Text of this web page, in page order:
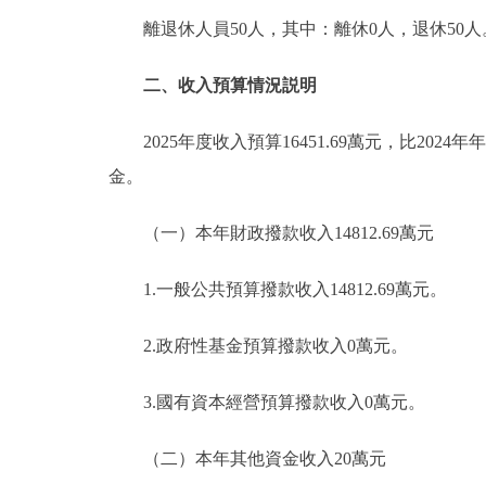
離退休人員50人，其中：離休0人，退休50人
二、收入預算情況説明
2025年度收入預算16451.69萬元，比2024年年
金。
（一）本年財政撥款收入14812.69萬元
1.一般公共預算撥款收入14812.69萬元。
2.政府性基金預算撥款收入0萬元。
3.國有資本經營預算撥款收入0萬元。
（二）本年其他資金收入20萬元